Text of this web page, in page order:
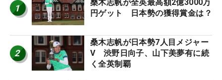
1
桑木志帆が全英最高額2億3000万
円ゲット 日本勢の獲得賞金は？
2
桑木志帆が日本勢7人目メジャー
V 渋野日向子、山下美夢有に続
く全英制覇